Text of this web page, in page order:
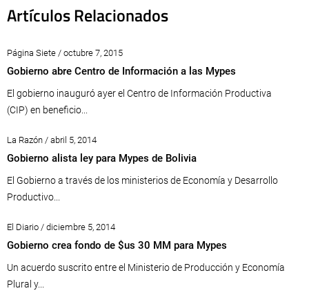
Artículos Relacionados
Página Siete / octubre 7, 2015
Gobierno abre Centro de Información a las Mypes
El gobierno inauguró ayer el Centro de Información Productiva
(CIP) en beneficio...
La Razón / abril 5, 2014
Gobierno alista ley para Mypes de Bolivia
El Gobierno a través de los ministerios de Economía y Desarrollo
Productivo...
El Diario / diciembre 5, 2014
Gobierno crea fondo de $us 30 MM para Mypes
Un acuerdo suscrito entre el Ministerio de Producción y Economía
Plural y...